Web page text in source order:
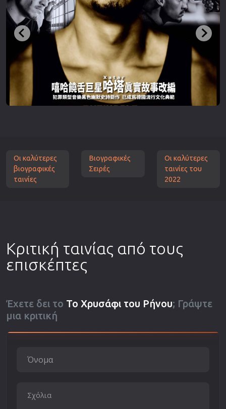
Οι καλύτερες
βιογραφικές
ταινίες
Βιογραφικές
Σειρές
Οι καλύτερες
ταινίες του
2022
Κριτική ταινίας από τους
επισκέπτες
Έχετε δει το Το Χρυσάφι του Ρήνου; Γράψτε
μια κριτική